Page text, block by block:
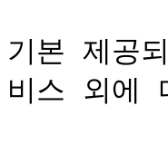
기본 제
비스 외에